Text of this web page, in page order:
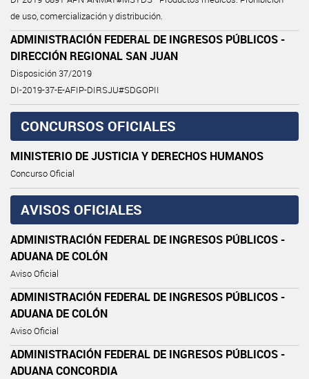
de uso, comercialización y distribución.
ADMINISTRACIÓN FEDERAL DE INGRESOS PÚBLICOS -
DIRECCIÓN REGIONAL SAN JUAN
Disposición 37/2019
DI-2019-37-E-AFIP-DIRSJU#SDGOPII
CONCURSOS OFICIALES
MINISTERIO DE JUSTICIA Y DERECHOS HUMANOS
Concurso Oficial
AVISOS OFICIALES
ADMINISTRACIÓN FEDERAL DE INGRESOS PÚBLICOS -
ADUANA DE COLÓN
Aviso Oficial
ADMINISTRACIÓN FEDERAL DE INGRESOS PÚBLICOS -
ADUANA DE COLÓN
Aviso Oficial
ADMINISTRACIÓN FEDERAL DE INGRESOS PÚBLICOS -
ADUANA CONCORDIA